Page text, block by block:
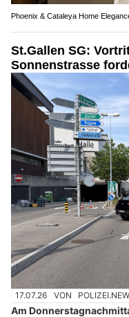
Phoenix & Cataleya Home
St.Gallen SG:
Sonnenstrasse
17.07.26 VON
Am